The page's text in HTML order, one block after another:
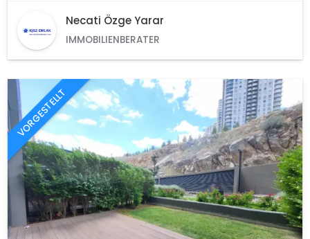
Necati Özge Yarar
IMMOBILIENBERATER
VORGESTELLT